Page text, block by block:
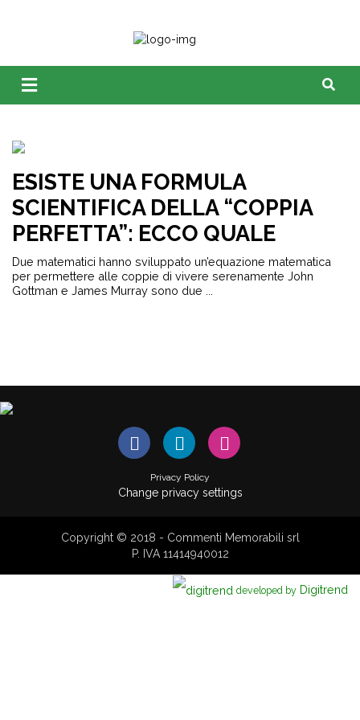
ESISTE UNA FORMULA
SCIENTIFICA DELLA “COPPIA
PERFETTA”: ECCO QUALE
Due matematici hanno sviluppato un’equazione matematica
per permettere alle coppie di vivere serenamente John
Gottman e James Murray sono due ...
Privacy Policy
Change privacy settings
Copyright © 2018 - Commenti Memorabili srl
P. IVA 11414940012
developed by Digitrend